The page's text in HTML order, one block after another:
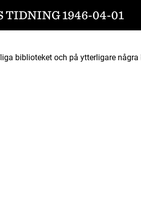
TIDNING 1946-04-01
biblioteket och på ytterligare några